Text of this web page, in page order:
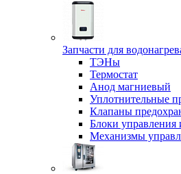
Запчасти для
ТЭНы
Термостат
Анод магниевый
Уплотнительные
Клапаны
Блоки управления
Механизмы